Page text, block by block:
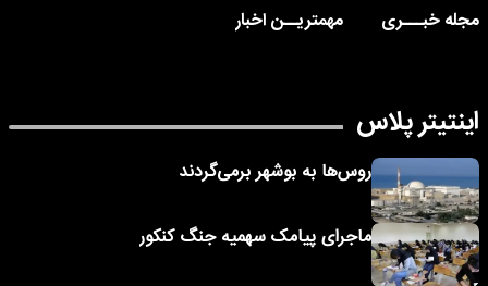
مجله خبـــری
مهمتریــن اخبار
اینتیتر پلاس
روس‌ها به بوشهر برمی‌گردند
ماجرای پیامک‌ سهمیه جنگ کنکور